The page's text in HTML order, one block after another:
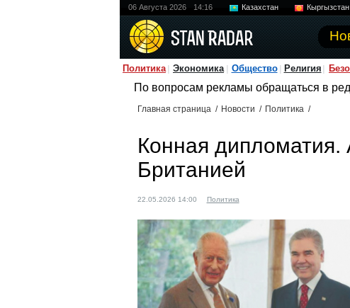
06 Августа 2026 14:16 Казахстан Кыргызстан
Политика Экономика Общество Религия
По вопросам рекламы обращаться в
Главная страница / Новости / Политика /
Конная
Британией
22.05.2026 14:00 Политика